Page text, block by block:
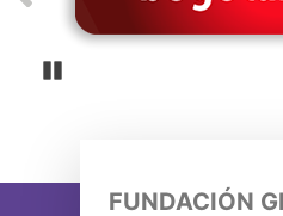
FUNDACIÓN